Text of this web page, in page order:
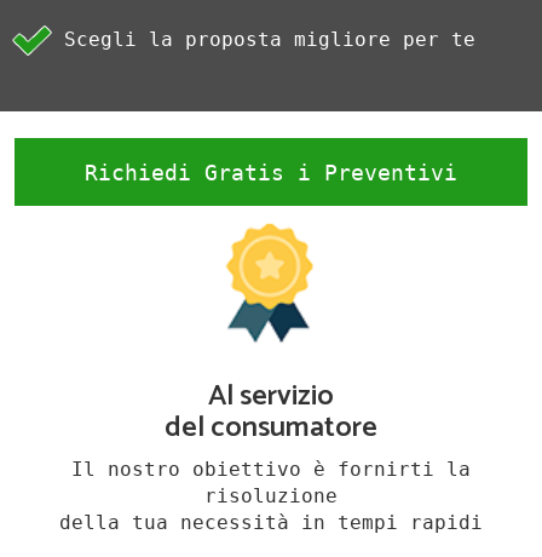
Scegli la proposta migliore per te
Richiedi Gratis i Preventivi
Al servizio
del consumatore
Il nostro obiettivo è fornirti la
risoluzione
della tua necessità in tempi rapidi